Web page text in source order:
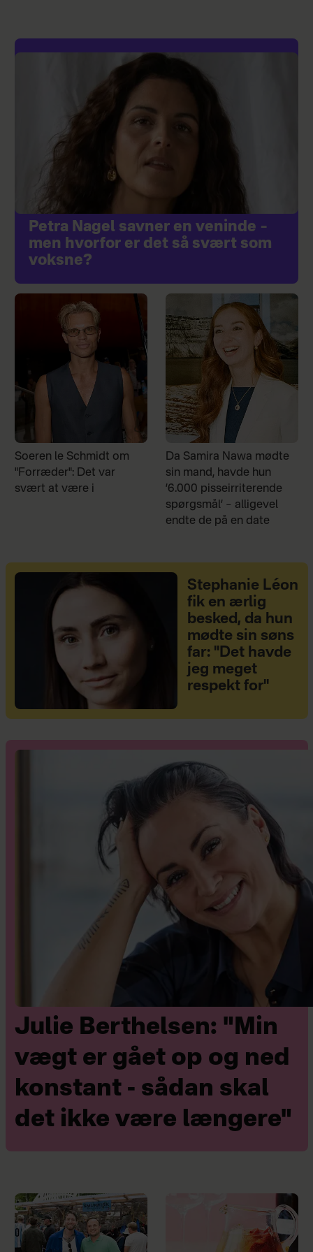
Petra Nagel savner en veninde –
men hvorfor er det så svært som
voksne?
Soeren le Schmidt om
"Forræder": Det var
svært at være i
Da Samira Nawa mødte
sin mand, havde hun
’6.000 pisseirriterende
spørgsmål’ – alligevel
endte de på en date
Stephanie Léon
fik en ærlig
besked, da hun
mødte sin søns
far: "Det havde
jeg meget
respekt for"
Julie Berthelsen: "Min
vægt er gået op og ned
konstant - sådan skal
det ikke være længere"